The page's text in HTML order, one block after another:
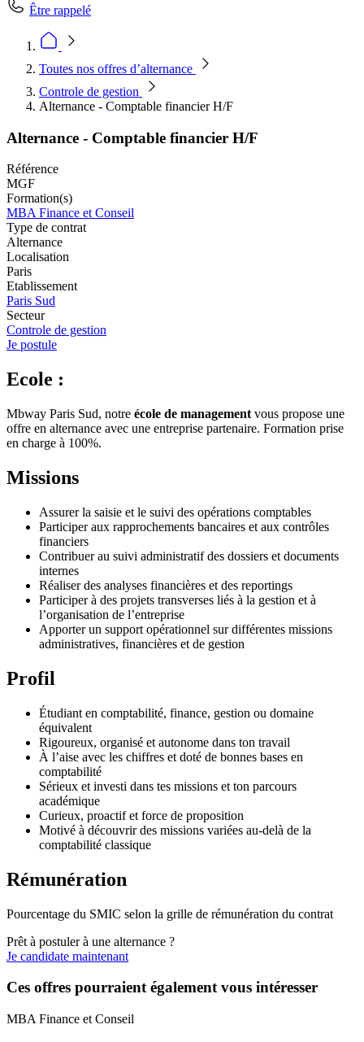
Être rappelé
Toutes nos offres d’alternance
Controle de gestion
Alternance - Comptable financier H/F
Alternance - Comptable financier H/F
Référence
MGF
Formation(s)
MBA Finance et Conseil
Type de contrat
Alternance
Localisation
Paris
Etablissement
Paris Sud
Secteur
Controle de gestion
Je postule
Ecole :
Mbway Paris Sud, notre école de management vous propose une
offre en alternance avec une entreprise partenaire. Formation prise
en charge à 100%.
Missions
Assurer la saisie et le suivi des opérations comptables
Participer aux rapprochements bancaires et aux contrôles
financiers
Contribuer au suivi administratif des dossiers et documents
internes
Réaliser des analyses financières et des reportings
Participer à des projets transverses liés à la gestion et à
l’organisation de l’entreprise
Apporter un support opérationnel sur différentes missions
administratives, financières et de gestion
Profil
Étudiant en comptabilité, finance, gestion ou domaine
équivalent
Rigoureux, organisé et autonome dans ton travail
À l’aise avec les chiffres et doté de bonnes bases en
comptabilité
Sérieux et investi dans tes missions et ton parcours
académique
Curieux, proactif et force de proposition
Motivé à découvrir des missions variées au-delà de la
comptabilité classique
Rémunération
Pourcentage du SMIC selon la grille de rémunération du contrat
Prêt à postuler à une alternance ?
Je candidate maintenant
Ces offres pourraient également vous intéresser
MBA Finance et Conseil